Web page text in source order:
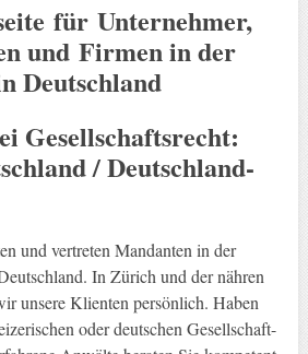
für Unternehmer,
und Firmen in der
Deutschland
Gesellschaftsrecht:
/ Deutschland-
und vertreten Mandanten in der
In Zürich und der nähren
unsere Klienten persönlich. Haben
oder deutschen Gesellschaft-